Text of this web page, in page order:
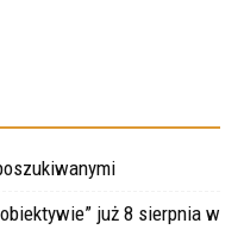
już 8 sierpnia w